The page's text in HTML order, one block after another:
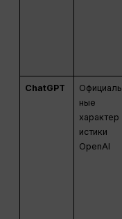
ChatGPT
Официаль
ные
характер
истики
OpenAI